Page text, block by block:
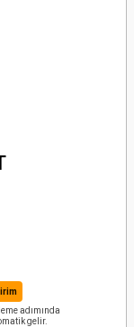
adımında
gelir.